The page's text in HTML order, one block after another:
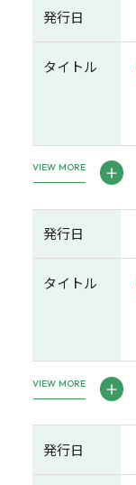
発行日
タイトル
VIEW MORE
発行日
タイトル
VIEW MORE
発行日